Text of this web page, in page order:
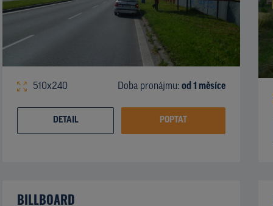
510x240 Doba pronájmu: od 1 měsíce
DETAIL POPTAT
BILLBOARD